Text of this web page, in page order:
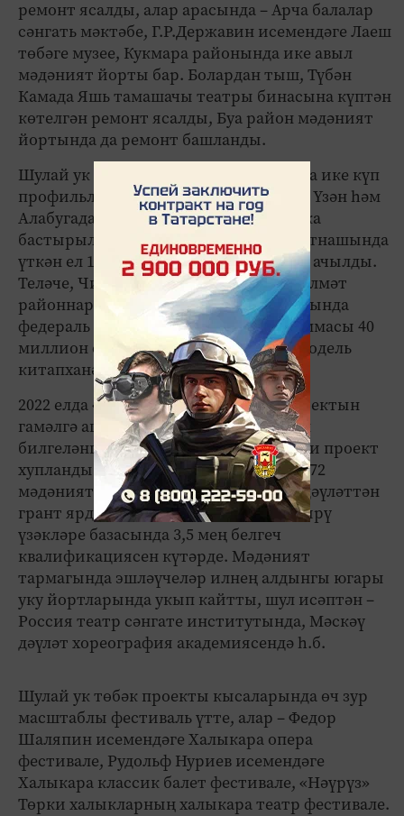
ремонт ясалды, алар арасында – Арча балалар
сәнгать мәктәбе, Г.Р.Державин исемендәге Лаеш
төбәге музее, Кукмара районында ике авыл
мәдәният йорты бар. Болардан тыш, Түбән
Камада Яшь тамашачы театры бинасына күптән
көтелгән ремонт ясалды, Буа район мәдәният
йортында да ремонт башланды.
Шулай ук төбәк проекты кысаларында ике күп
профильле мәдәният объекты – Яшел Үзән һәм
Алабугада Мәдәни үсеш үзәкләре сафка
бастырылды. Алар ТР Президенты катнашында
үткән ел 19 августта һәм 1 сентябрьдә ачылды.
Теләче, Чистай, Апас, Актаныш һәм Әлмәт
районнарындагы китапханәләр базасында
федераль бюджет исәбенә гомуми суммасы 40
миллион сумны тәшкил иткән биш модель
китапханә ачылды.
2022 елда «Иҗади кешеләр» төбәк проектын
гамәлгә ашыру өчен 24,7 миллион сум
билгеләнгән иде. Нәтиҗәдә, 182 иҗади проект
хупланды. 78 авыл учреждениесе һәм 72
мәдәният учреждениесе хезмәткәре дәүләттән
грант ярдәме алды. Өзлексез белем бирү
үзәкләре базасында 3,5 мең белгеч
квалификациясен күтәрде. Мәдәният
тармагында эшләүчеләр илнең алдынгы югары
уку йортларында укып кайтты, шул исәптән –
Россия театр сәнгате институтында, Мәскәү
дәүләт хореография академиясендә һ.б.
Шулай ук төбәк проекты кысаларында өч зур
масштаблы фестиваль үтте, алар – Федор
Шаляпин исемендәге Халыкара опера
фестивале, Рудольф Нуриев исемендәге
Халыкара классик балет фестивале, «Нәүрүз»
Төрки халыкларның халыкара театр фестивале.